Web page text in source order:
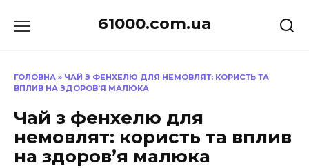
до
61000.com.ua
ГОЛОВНА » ЧАЙ З ФЕНХЕЛЮ ДЛЯ НЕМОВЛЯТ: КОРИСТЬ ТА
ВПЛИВ НА ЗДОРОВ’Я МАЛЮКА
Чай з фенхелю для
немовлят: користь та вплив
на здоров’я малюка